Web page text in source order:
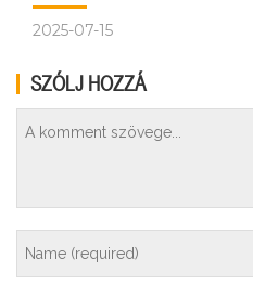
2025-07-15
SZÓLJ HOZZÁ